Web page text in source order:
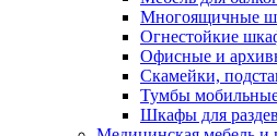
Многоящичные
Огнестойкие
Офисные и
Скамейки,
Тумбы
Шкафы для